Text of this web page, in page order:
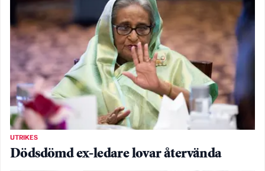
UTRIKES
Dödsdömd ex-ledare lovar återvända